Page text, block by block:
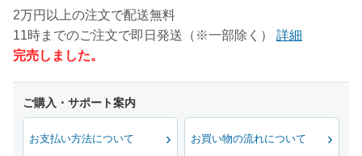
2万円以上の注文で配送無料
11時までのご注文で即日発送（※一部除く）
詳細
完売しました。
お支払い方法について お買い物の流れについて